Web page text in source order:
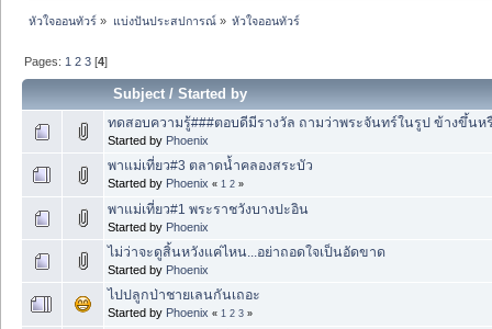
หัวใจออนทัวร์ » แบ่งปันประสปการณ์» หัวใจออนทัวร์
Pages: 1 2 3 [4]
Subject/Started by
ทดสอบความรู้###ตอบดีมีรางวัล ถามว่าพระจันทร์ในรูป ข้างขึ้นห
Started by Phoenix
พาแม่เที่ยว#3 ตลาดน้ำคลองสระบัว
Started by Phoenix « 1 2 »
พาแม่เที่ยว#1 พระราชวังบางปะอิน
Started by Phoenix
ไม่ว่าจะดูสิ้นหวังแค่ไหน...อย่าถอดใจเป็นอัดขาด
Started by Phoenix
ไปปลูกป่าชายเลนกันเถอะ
Started by Phoenix « 1 2 3 »